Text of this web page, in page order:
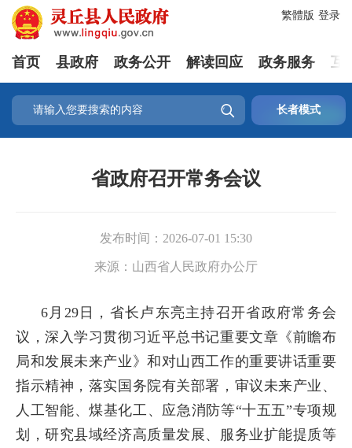
登录
繁體版
首页 县政府 政务公开 解读回应 政务服务 互
 长者模式
省政府召开常务会议
发布时间： 2026-07-01 15:30
来源： 山西省人民政府办公厅
6月29日，省长卢东亮主持召开省政府常务会
议，深入学习贯彻习近平总书记重要文章《前瞻布
局和发展未来产业》和对山西工作的重要讲话重要
指示精神，落实国务院有关部署，审议未来产业、
人工智能、煤基化工、应急消防等“十五五”专项规
划，研究县域经济高质量发展、服务业扩能提质等